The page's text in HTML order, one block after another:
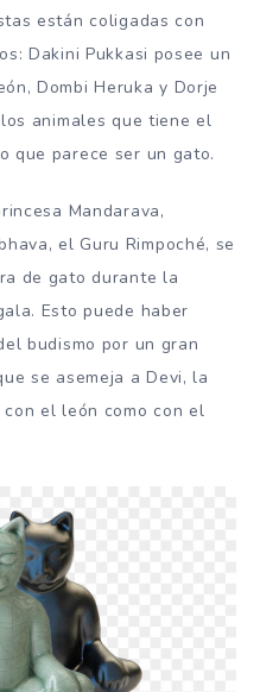
están coligadas con
Dakini Pukkasi posee un
Dombi Heruka y Dorje
animales que tiene el
que parece ser un gato.
Mandarava,
el Guru Rimpoché, se
de gato durante la
Esto puede haber
budismo por un gran
se asemeja a Devi, la
el león como con el